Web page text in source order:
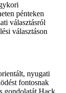
pénteken
választásról
választáson
nyugati
fontosnak